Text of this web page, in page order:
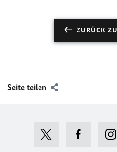
ZURÜCK
Seite teilen